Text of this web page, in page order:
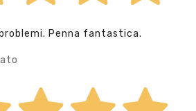
Penna fantastica.